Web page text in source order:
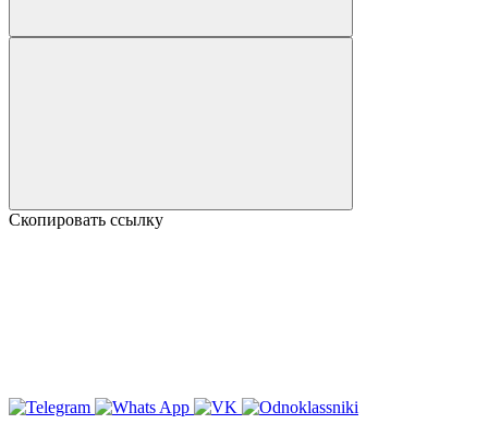
Скопировать ссылку